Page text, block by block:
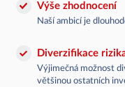
Výše zhodnocení
Naší ambicí je
Diverzifikace
Výjimečná možnost
většinou ostatních